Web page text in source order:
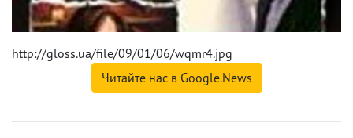
http://gloss.ua/file/09/01/06/wqmr4.jpg
Читайте нас в Google.News